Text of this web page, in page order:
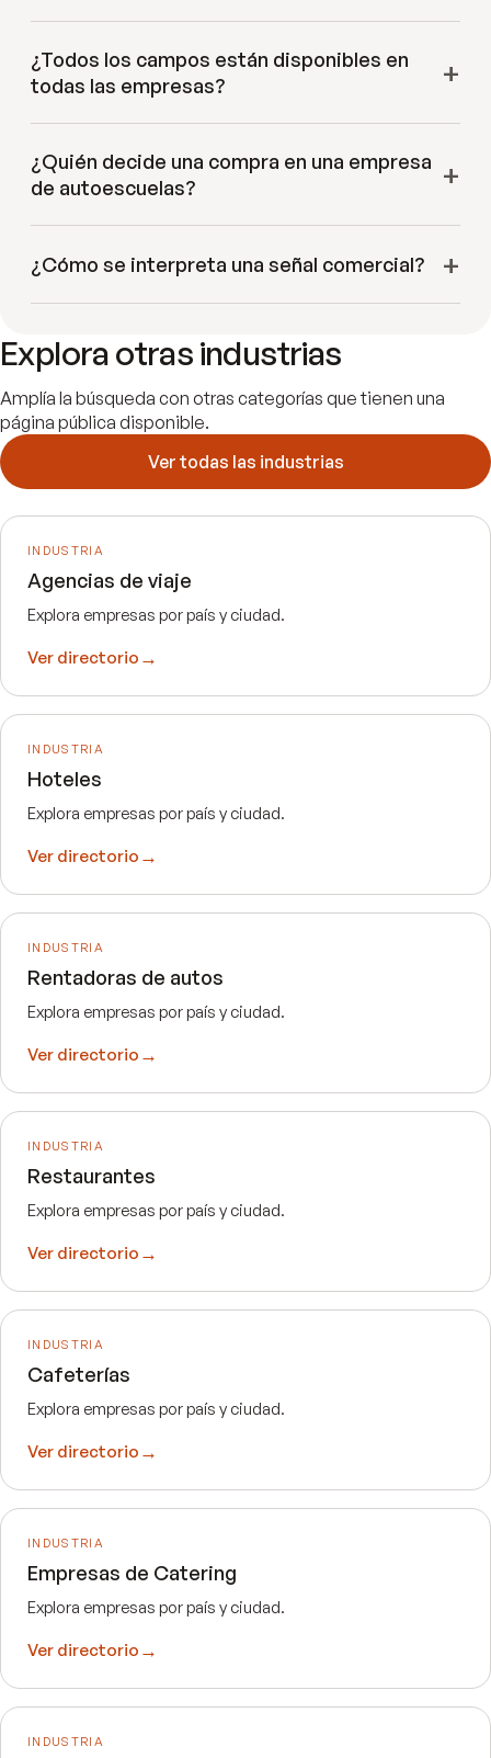
¿Todos los campos están disponibles en
todas las empresas?
¿Quién decide una compra en una empresa
de autoescuelas?
¿Cómo se interpreta una señal comercial?
Explora otras industrias
Amplía la búsqueda con otras categorías que tienen una
página pública disponible.
Ver todas las industrias
INDUSTRIA
Agencias de viaje
Explora empresas por país y ciudad.
Ver directorio →
INDUSTRIA
Hoteles
Explora empresas por país y ciudad.
Ver directorio →
INDUSTRIA
Rentadoras de autos
Explora empresas por país y ciudad.
Ver directorio →
INDUSTRIA
Restaurantes
Explora empresas por país y ciudad.
Ver directorio →
INDUSTRIA
Cafeterías
Explora empresas por país y ciudad.
Ver directorio →
INDUSTRIA
Empresas de Catering
Explora empresas por país y ciudad.
Ver directorio →
INDUSTRIA